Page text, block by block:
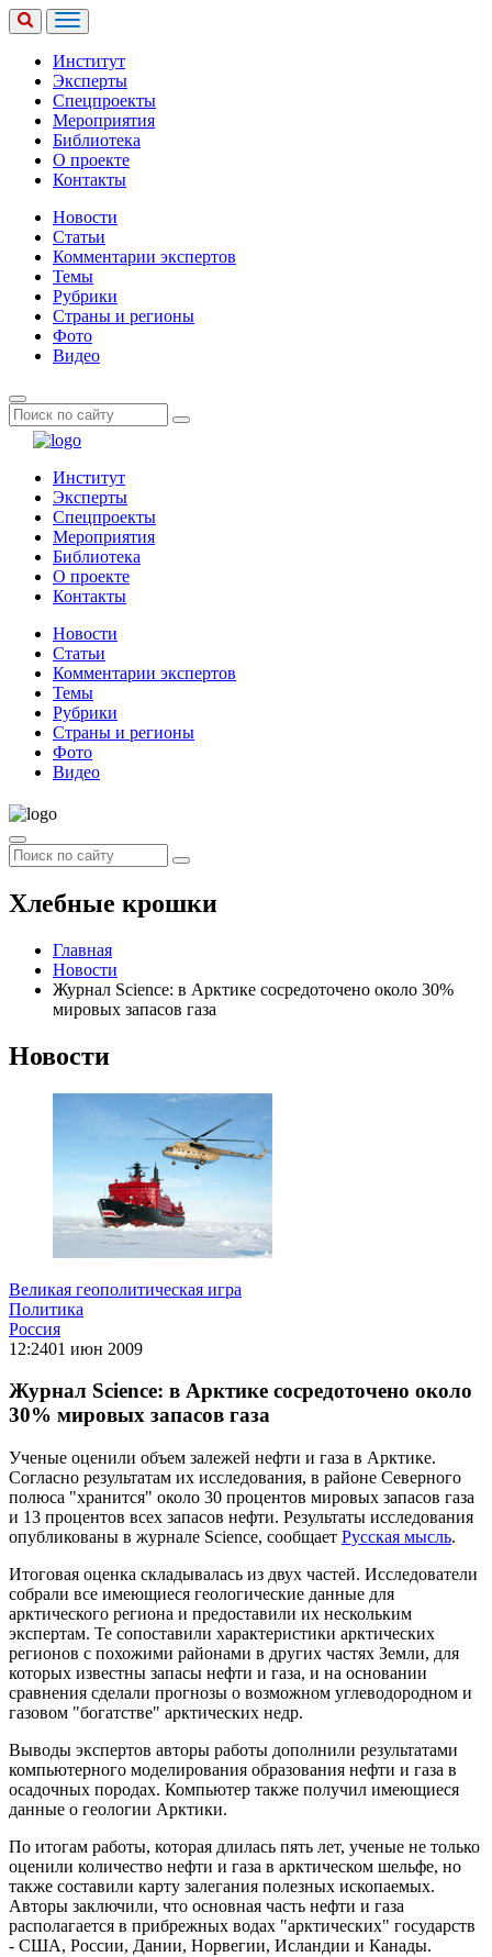
Институт
Эксперты
Спецпроекты
Мероприятия
Библиотека
О проекте
Контакты
Новости
Статьи
Комментарии экспертов
Темы
Рубрики
Страны и регионы
Фото
Видео
Институт
Эксперты
Спецпроекты
Мероприятия
Библиотека
О проекте
Контакты
Новости
Статьи
Комментарии экспертов
Темы
Рубрики
Страны и регионы
Фото
Видео
Хлебные крошки
Главная
Новости
Журнал Science: в Арктике сосредоточено около 30%
мировых запасов газа
Новости
Великая геополитическая игра
Политика
Россия
12:2401 июн 2009
Журнал Science: в Арктике сосредоточено около
30% мировых запасов газа
Ученые оценили объем залежей нефти и газа в Арктике.
Согласно результатам их исследования, в районе Северного
полюса "хранится" около 30 процентов мировых запасов газа
и 13 процентов всех запасов нефти. Результаты исследования
опубликованы в журнале Science, сообщает Русская мысль.
Итоговая оценка складывалась из двух частей. Исследователи
собрали все имеющиеся геологические данные для
арктического региона и предоставили их нескольким
экспертам. Те сопоставили характеристики арктических
регионов с похожими районами в других частях Земли, для
которых известны запасы нефти и газа, и на основании
сравнения сделали прогнозы о возможном углеводородном и
газовом "богатстве" арктических недр.
Выводы экспертов авторы работы дополнили результатами
компьютерного моделирования образования нефти и газа в
осадочных породах. Компьютер также получил имеющиеся
данные о геологии Арктики.
По итогам работы, которая длилась пять лет, ученые не только
оценили количество нефти и газа в арктическом шельфе, но
также составили карту залегания полезных ископаемых.
Авторы заключили, что основная часть нефти и газа
располагается в прибрежных водах "арктических" государств
- США, России, Дании, Норвегии, Исландии и Канады.